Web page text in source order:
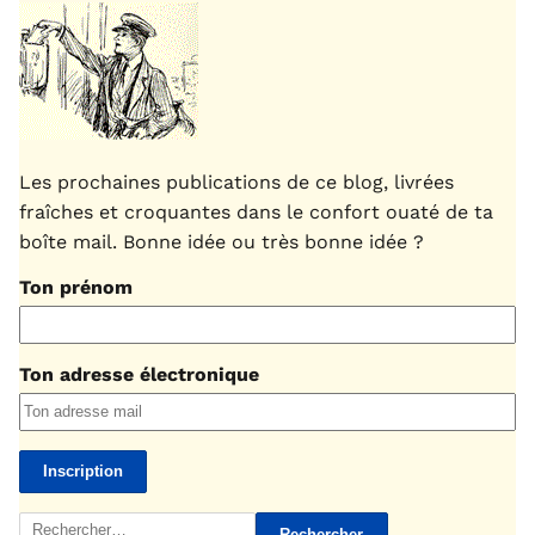
Les prochaines publications de ce blog, livrées
fraîches et croquantes dans le confort ouaté de ta
boîte mail. Bonne idée ou très bonne idée ?
Ton prénom
Ton adresse électronique
Rechercher :